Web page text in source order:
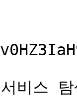
비스 탐